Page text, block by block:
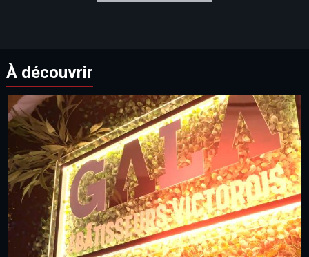
À découvrir